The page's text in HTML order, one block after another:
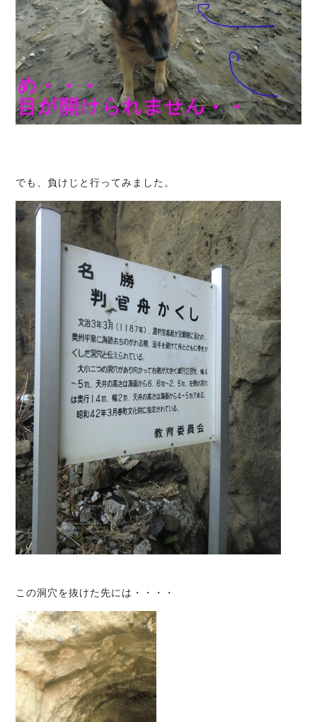
でも、負けじと行ってみました。
この洞穴を抜けた先には・・・・